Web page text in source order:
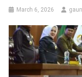
March 6, 2026